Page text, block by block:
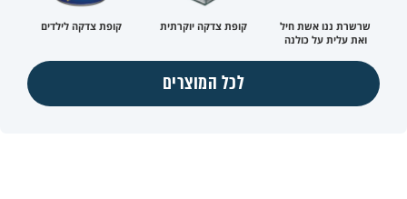
שרשרת ננו אשת חיל
ואת עלית על כולנה
קופת צדקה יוקרתית קופת צדקה לילדים
לכל המוצרים